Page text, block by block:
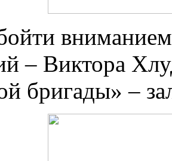
– Виктора
бригады» –